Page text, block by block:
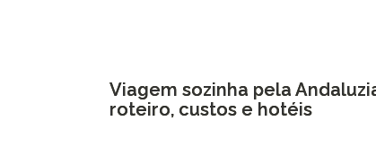
Viagem sozinha pela
roteiro, custos e hotéis